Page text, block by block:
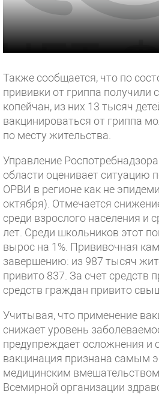
Также сообщается, что по
прививки от гриппа получили
копейчан, из них 13 тысяч
вакцинироваться от гриппа
по месту жительства.
Управление
области оценивает ситуацию
ОРВИ в регионе как не
октября). Отмечается
среди взрослого населения и
лет. Среди школьников этот
вырос на 1%. Прививочная
завершению: из 987 тысяч
привито 837. За счет средств
средств граждан привито
Учитывая, что применение
снижает уровень
предупреждает осложнения и
вакцинация признана самым
медицинским
Всемирной организации